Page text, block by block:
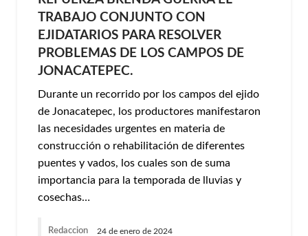
TRABAJO CONJUNTO CON
EJIDATARIOS PARA RESOLVER
PROBLEMAS DE LOS CAMPOS DE
JONACATEPEC.
Durante un recorrido por los campos del ejido
de Jonacatepec, los productores manifestaron
las necesidades urgentes en materia de
construcción o rehabilitación de diferentes
puentes y vados, los cuales son de suma
importancia para la temporada de lluvias y
cosechas…
Redaccion 24 de enero de 2024